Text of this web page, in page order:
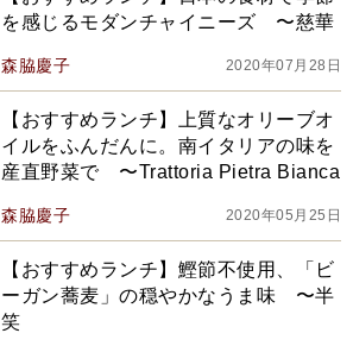
を感じるモダンチャイニーズ 〜慈華
森脇慶子 2020年07月28日
【おすすめランチ】上質なオリーブオ
イルをふんだんに。南イタリアの味を
産直野菜で 〜Trattoria Pietra Bianca
森脇慶子 2020年05月25日
【おすすめランチ】鰹節不使用、「ビ
ーガン蕎麦」の穏やかなうま味 〜半
笑